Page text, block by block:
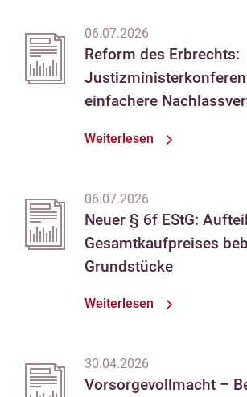
06.07.2026
Reform des Erbrechts:
einfachere
Weiterlesen
06.07.2026
Neuer § 6f EStG:
Gesamtkaufpreises
Grundstücke
Weiterlesen
30.04.2026
Vorsorgevollmacht –